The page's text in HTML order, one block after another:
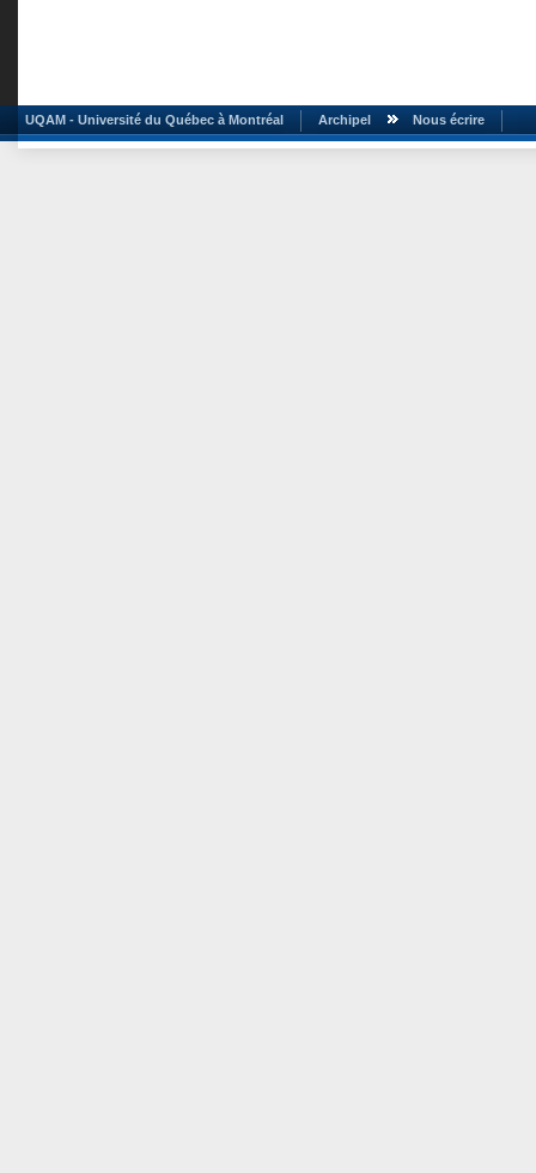
UQAM - Université du Québec à Montréal Archipel Nous écrire